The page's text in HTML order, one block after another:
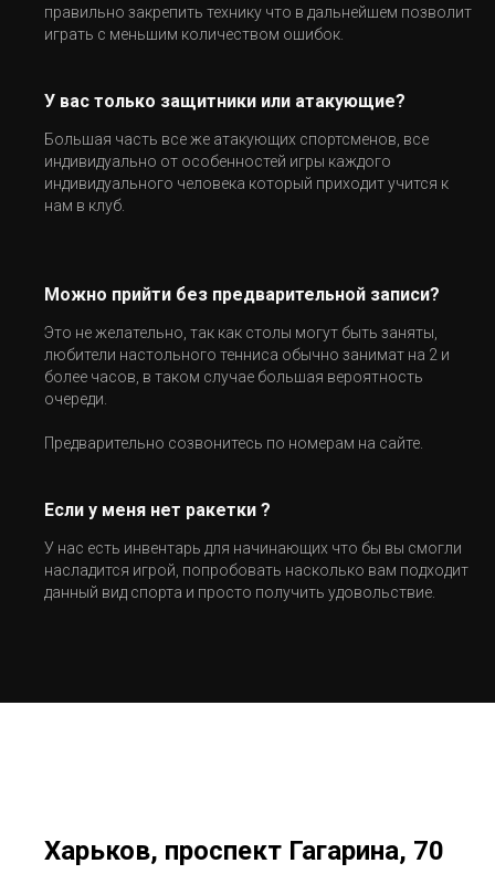
правильно закрепить технику что в дальнейшем позволит
играть с меньшим количеством ошибок.
У вас только защитники или атакующие?
Большая часть все же атакующих спортсменов, все
индивидуально от особенностей игры каждого
индивидуального человека который приходит учится к
нам в клуб.
Можно прийти без предварительной записи?
Это не желательно, так как столы могут быть заняты,
любители настольного тенниса обычно занимат на 2 и
более часов, в таком случае большая вероятность
очереди.
Предварительно созвонитесь по номерам на сайте.
Если у меня нет ракетки ?
У нас есть инвентарь для начинающих что бы вы смогли
насладится игрой, попробовать насколько вам подходит
данный вид спорта и просто получить удовольствие.
Харьков, проспект Гагарина, 70